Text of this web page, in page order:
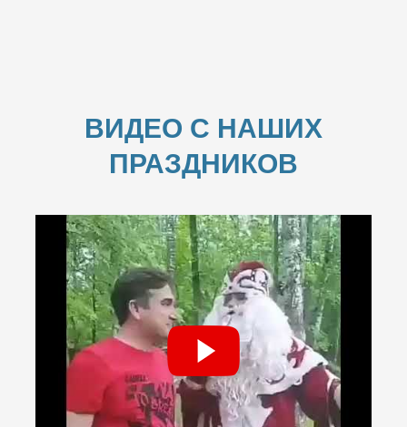
ВИДЕО С НАШИХ
ПРАЗДНИКОВ